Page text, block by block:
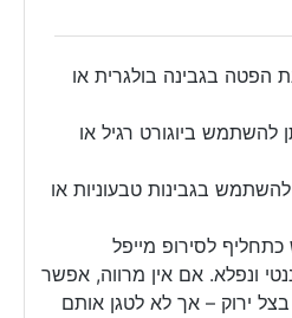
הפטה בגבינה בולגרית או
להשתמש ביוגורט רגיל או
בגבינות טבעוניות או
לסירופ מייפל
ונפלא. אם אין מרווה, אפשר
ירוק – אך לא לטגן אותם